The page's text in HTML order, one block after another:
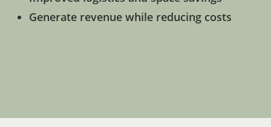
Generate revenue while reducing costs